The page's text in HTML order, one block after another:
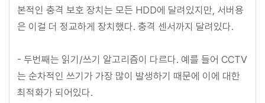
본적인 충격 보호 장치는 모든 HDD에 달려있지만, 서버용
은 이걸 더 정교하게 장치했다. 충격 센서까지 달려있다.
- 두번째는 읽기/쓰기 알고리즘이 다르다. 예를 들어 CCTV
는 순차적인 쓰기가 가장 많이 발생하기 때문에 이에 대한
최적화가 되어있다.